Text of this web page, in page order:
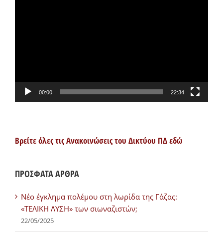
00:00 22:34
Βρείτε όλες τις Ανακοινώσεις του Δικτύου ΠΔ εδώ
ΠΡΟΣΦΑΤΑ ΑΡΘΡΑ
Νέο έγκλημα πολέμου στη λωρίδα της Γάζας:
«ΤΕΛΙΚΗ ΛΥΣΗ» των σιωναζιστών;
22/05/2025